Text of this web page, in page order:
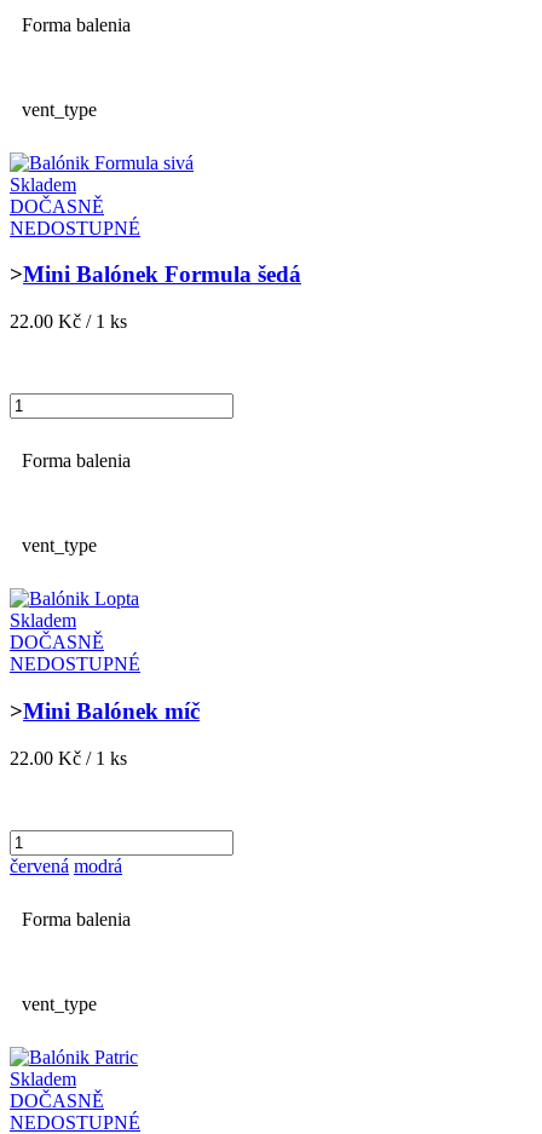
Forma balenia
vent_type
Skladem
DOČASNĚ
NEDOSTUPNÉ
>Mini Balónek Formula šedá
22.00 Kč / 1 ks
Forma balenia
vent_type
Skladem
DOČASNĚ
NEDOSTUPNÉ
>Mini Balónek míč
22.00 Kč / 1 ks
červená modrá
Forma balenia
vent_type
Skladem
DOČASNĚ
NEDOSTUPNÉ